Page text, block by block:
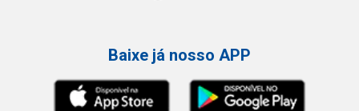
Baixe já nosso APP